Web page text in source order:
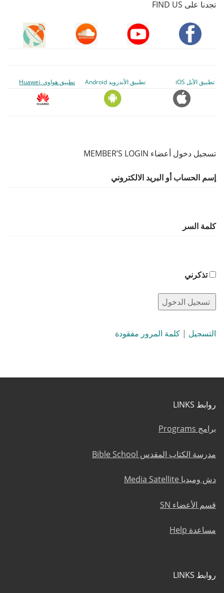
تجدنا على FIND US
تطبيق الأبل iOS تطبيق الأندرويد Android تطبيق هواوي Huawei
تسجيل دخول أعضاء MEMBER’S LOGIN
إسم الحساب أو البريد الالكتروني
كلمة السر
تذكرني
التسجيل | كلمة المرور مفقودة
روابط LINKS
برامج Programs
مدرسة الكتاب المقدس Bible School
دش وميديا Media Satellite
قسم الأعضاء SN
مساعدة Help
روابط LINKS